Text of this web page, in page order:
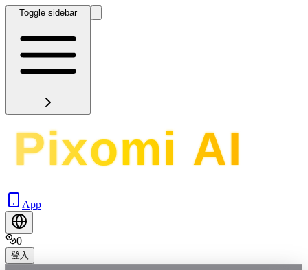
Toggle sidebar
App
0
登入